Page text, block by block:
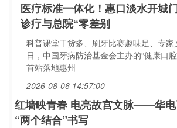
医疗标准一体化！惠口淡水开城
诊疗与总院“零差别
科普课堂干货多、刷牙比赛趣味足、专
日，中国牙病防治基金会主办的“健康口
首站落地惠州
2026-08-06 14:57:00
红墙映青春 电亮故宫文脉——华
“两个结合”书写